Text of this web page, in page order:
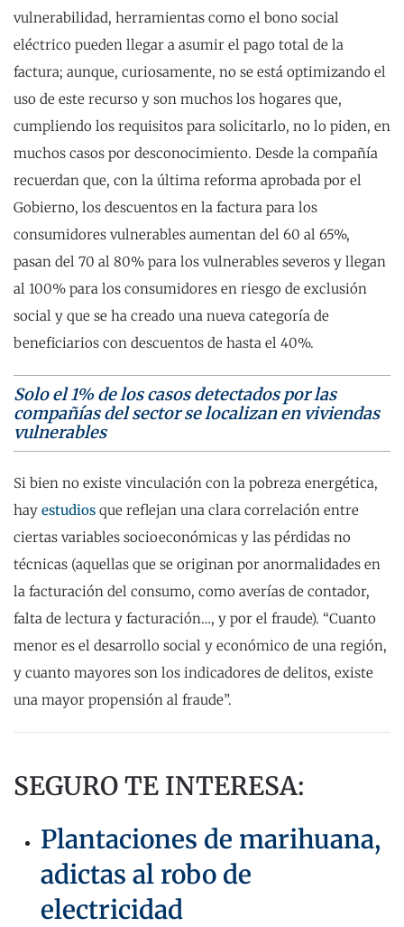
vulnerabilidad, herramientas como el bono social
eléctrico pueden llegar a asumir el pago total de la
factura; aunque, curiosamente, no se está optimizando el
uso de este recurso y son muchos los hogares que,
cumpliendo los requisitos para solicitarlo, no lo piden, en
muchos casos por desconocimiento. Desde la compañía
recuerdan que, con la última reforma aprobada por el
Gobierno, los descuentos en la factura para los
consumidores vulnerables aumentan del 60 al 65%,
pasan del 70 al 80% para los vulnerables severos y llegan
al 100% para los consumidores en riesgo de exclusión
social y que se ha creado una nueva categoría de
beneficiarios con descuentos de hasta el 40%.
Solo el 1% de los casos detectados por las
compañías del sector se localizan en viviendas
vulnerables
Si bien no existe vinculación con la pobreza energética,
hay estudios que reflejan una clara correlación entre
ciertas variables socioeconómicas y las pérdidas no
técnicas (aquellas que se originan por anormalidades en
la facturación del consumo, como averías de contador,
falta de lectura y facturación…, y por el fraude). “Cuanto
menor es el desarrollo social y económico de una región,
y cuanto mayores son los indicadores de delitos, existe
una mayor propensión al fraude”.
SEGURO TE INTERESA:
Plantaciones de marihuana,
adictas al robo de
electricidad